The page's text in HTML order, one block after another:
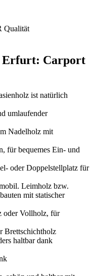
Erfurt: Carport